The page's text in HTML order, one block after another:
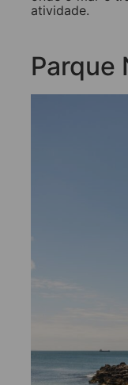
atividade.
Parque